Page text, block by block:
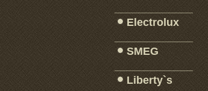
_____________
Electrolux
_____________
SMEG
Liberty`s